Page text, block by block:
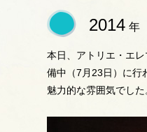
2014 年
本日、アトリエ・エ
備中（7月23日）に行
魅力的な雰囲気でし